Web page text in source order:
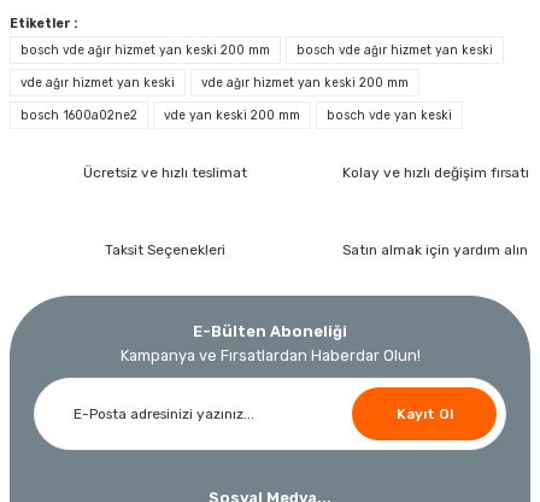
İzeltaş
7.044,00 TL
Bosch GLM 40 Lazerli Uzaklık Ölçer-Lazer Metre 40Mt
Ücretsiz Nakliye
3.000,00 TL
Demiriz DCP-3 Bakır Boru Kaynak Makinesi 3 kVA
10.320,55 TL
Nora Mıknatıslı Su Terazisi 40 Cm
230,40 TL
Etiketler :
bosch vde ağır hizmet yan keski 200 mm
bosch vde ağır hizmet yan keski
vde ağır hizmet yan keski vde ağır hizmet yan keski 200 mm
bosch 1600a02ne2 vde yan keski 200 mm bosch vde yan keski
Ücretsiz ve hızlı teslimat Kolay ve hızlı değişim fırsatı
Taksit Seçenekleri Satın almak için yardım alın
E-Bülten Aboneliği
Kampanya ve Fırsatlardan Haberdar Olun!
Kayıt Ol
Sosyal Medya...